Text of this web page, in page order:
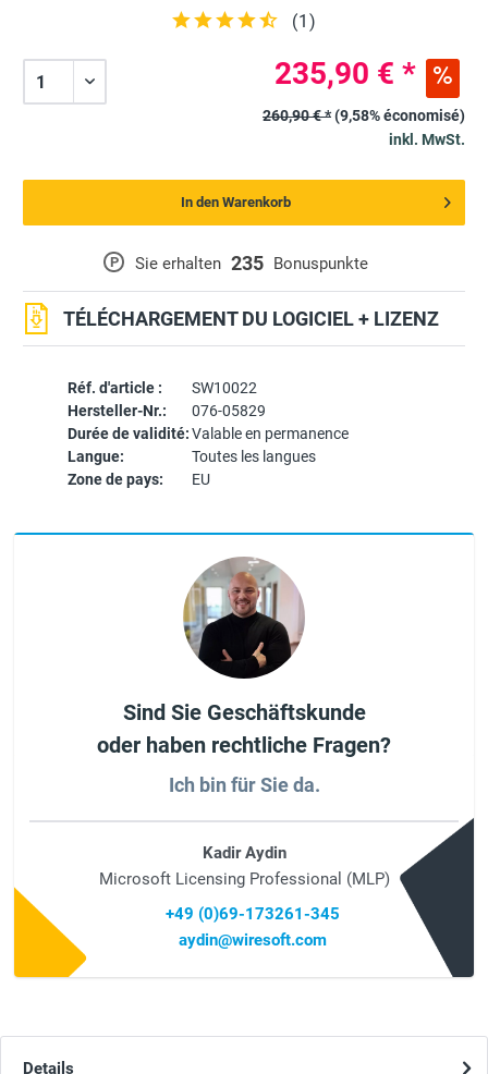
(1 )
Réf. d'article :
SW10022
Hersteller-Nr.:
076-05829
Durée de validité:Valable en permanence
Langue:
Toutes les langues
Zone de pays:
EU
P Sie erhalten 235 Bonuspunkte
TÉLÉCHARGEMENT DU LOGICIEL + LIZENZ
235,90 € *
260,90 € *(9,58% économisé)
inkl. MwSt.
In den Warenkorb
Sind Sie Geschäftskunde
oder haben rechtliche Fragen?
Ich bin für Sie da.
Kadir Aydin
Microsoft Licensing Professional (MLP)
+49 (0)69-173261-345
aydin@wiresoft.com
Details